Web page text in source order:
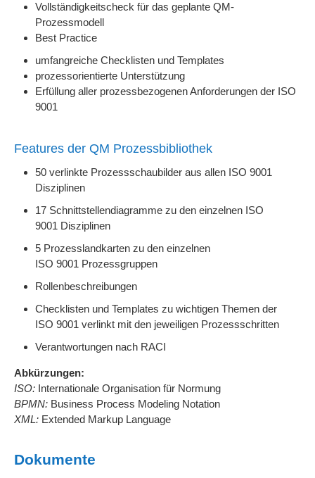
Vollständigkeitscheck für das geplante QM-
Prozessmodell
Best Practice
umfangreiche Checklisten und Templates
prozessorientierte Unterstützung
Erfüllung aller prozessbezogenen Anforderungen der ISO
9001
Features der QM Prozessbibliothek
50 verlinkte Prozessschaubilder aus allen ISO 9001
Disziplinen
17 Schnittstellendiagramme zu den einzelnen ISO
9001 Disziplinen
5 Prozesslandkarten zu den einzelnen
ISO 9001 Prozessgruppen
Rollenbeschreibungen
Checklisten und Templates zu wichtigen Themen der
ISO 9001 verlinkt mit den jeweiligen Prozessschritten
Verantwortungen nach RACI
Abkürzungen:
ISO: Internationale Organisation für Normung
BPMN: Business Process Modeling Notation
XML: Extended Markup Language
Dokumente